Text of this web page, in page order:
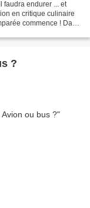
faudra endurer ... et
en critique culinaire
commence ! Dans
?